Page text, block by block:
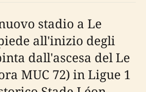
stadio a Le
all'inizio degli
dall'ascesa del Le
MUC 72) in Ligue 1